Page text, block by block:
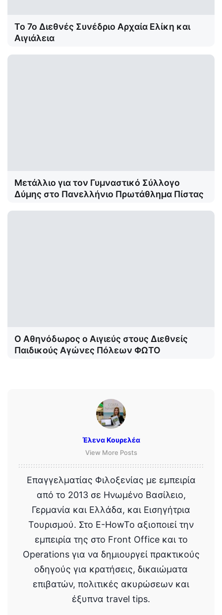
Το 7ο Διεθνές Συνέδριο Αρχαία Ελίκη και
Αιγιάλεια
Μετάλλιο για τον Γυμναστικό Σύλλογο
Δύμης στο Πανελλήνιο Πρωτάθλημα Πίστας
Ο Αθηνόδωρος ο Αιγιεύς στους Διεθνείς
Παιδικούς Αγώνες Πόλεων ΦΩΤΟ
Έλενα Κουρελέα
View More Posts
Επαγγελματίας Φιλοξενίας με εμπειρία
από το 2013 σε Ηνωμένο Βασίλειο,
Γερμανία και Ελλάδα, και Εισηγήτρια
Τουρισμού. Στο E-HowTo αξιοποιεί την
εμπειρία της στο Front Office και το
Operations για να δημιουργεί πρακτικούς
οδηγούς για κρατήσεις, δικαιώματα
επιβατών, πολιτικές ακυρώσεων και
έξυπνα travel tips.